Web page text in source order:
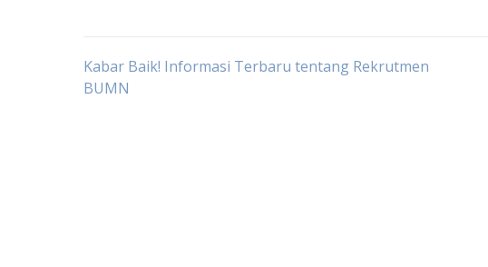
Post
Kabar Baik! Informasi Terbaru tentang Rekrutmen
BUMN